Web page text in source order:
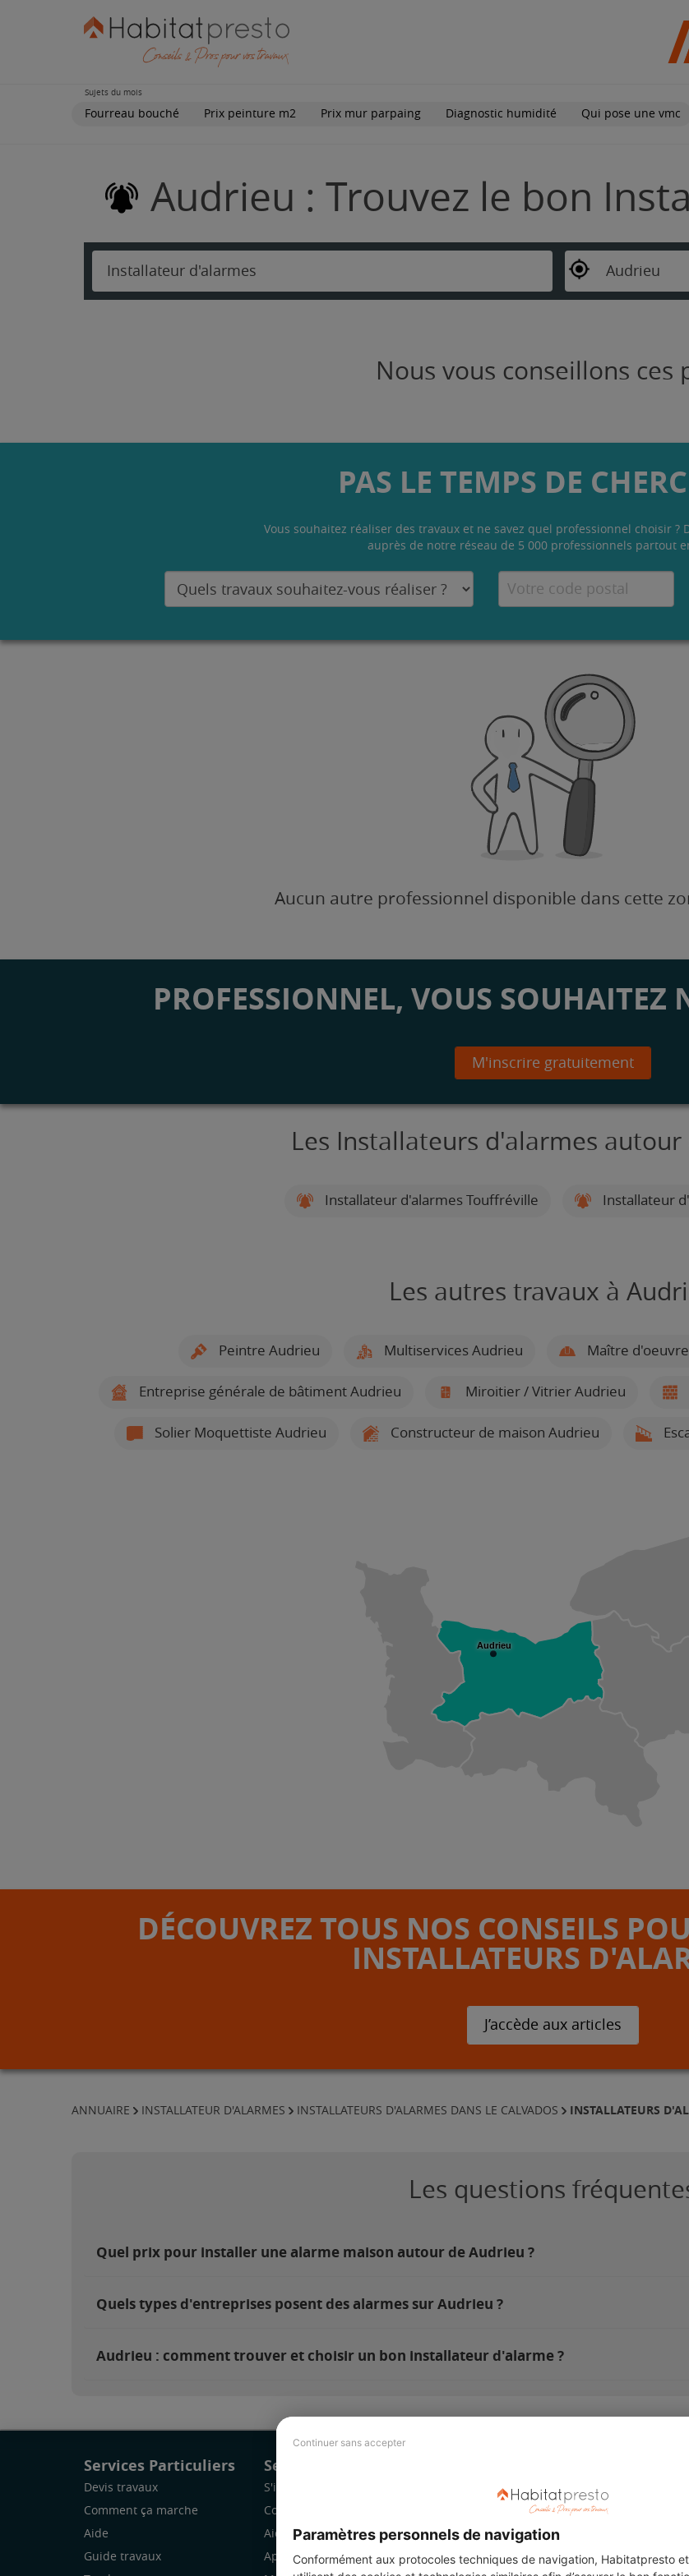
Continuer sans accepter
Paramètres personnels de navigation
Conformément aux protocoles techniques de navigation, Habitatpresto
Sujets du mois
Fourreau bouché Prix peinture m2 Prix mur parpaing Diagnostic humidité Qui pose une vmc
Audrieu : Trouvez le bon
Installateur d'alarmes Audrieu
Nous vous conseillons ces
PAS LE TEMPS DE
Vous souhaitez réaliser des travaux et ne savez quel professionnel choisir ?
auprès de notre réseau de 5 000 professionnels partout
Aucun autre professionnel disponible dans cette
PROFESSIONNEL, VOUS SOUHAITEZ
M'inscrire gratuitement
Les Installateurs d'alarmes autour
Installateur d'alarmes Touffréville Installateur
Les autres travaux à
Peintre Audrieu Multiservices Audrieu Maître
Entreprise générale de bâtiment Audrieu Miroitier / Vitrier Audrieu
Solier Moquettiste Audrieu Constructeur de maison Audrieu
Audrieu
DÉCOUVREZ TOUS NOS CONSEILS
INSTALLATEURS
J’accède aux articles
ANNUAIRE INSTALLATEUR D'ALARMES INSTALLATEURS D'ALARMES DANS LE CALVADOS INSTALLATEURS
Les questions
Quel prix pour installer une alarme maison autour de Audrieu ?
Quels types d'entreprises posent des alarmes sur Audrieu ?
Audrieu : comment trouver et choisir un bon installateur d'alarme ?
Services Particuliers
Devis travaux
Comment ça marche
Aide
Guide travaux
Services Pro
S'inscrire
Comment ça marche
Aide
Application Mobile
Revue de presse
Légal